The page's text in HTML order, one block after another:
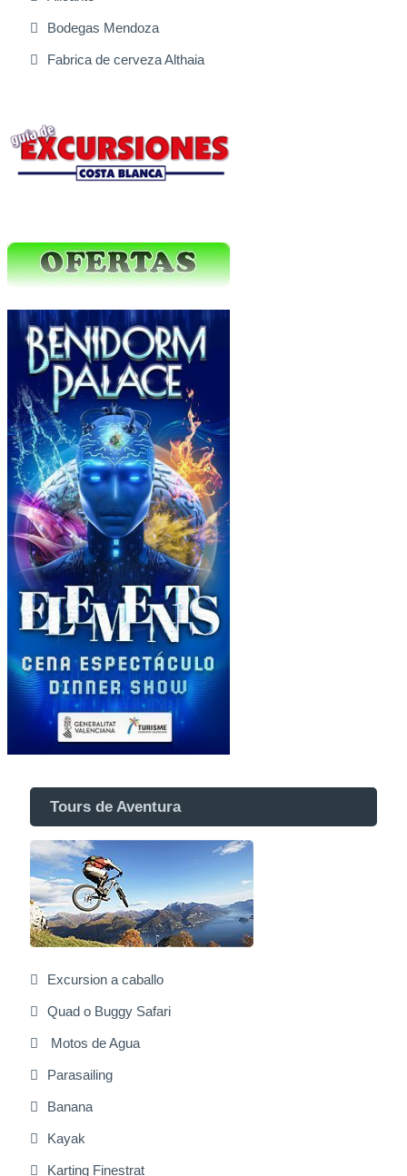
Bodegas Mendoza
Fabrica de cerveza Althaia
Tours de Aventura
Excursion a caballo
Quad o Buggy Safari
Motos de Agua
Parasailing
Banana
Kayak
Karting Finestrat